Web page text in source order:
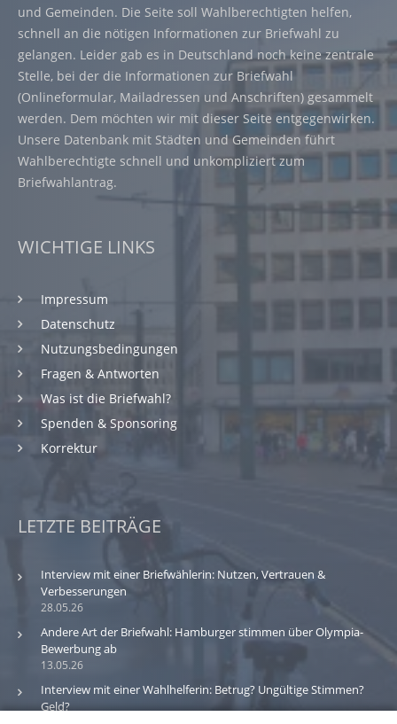
und Gemeinden. Die Seite soll Wahlberechtigten helfen,
schnell an die nötigen Informationen zur Briefwahl zu
gelangen. Leider gab es in Deutschland noch keine zentrale
Stelle, bei der die Informationen zur Briefwahl
(Onlineformular, Mailadressen und Anschriften) gesammelt
werden. Dem möchten wir mit dieser Seite entgegenwirken.
Unsere Datenbank mit Städten und Gemeinden führt
Wahlberechtigte schnell und unkompliziert zum
Briefwahlantrag.
WICHTIGE LINKS
Impressum
Datenschutz
Nutzungsbedingungen
Fragen & Antworten
Was ist die Briefwahl?
Spenden & Sponsoring
Korrektur
LETZTE BEITRÄGE
28.05.26
Interview mit einer Briefwählerin: Nutzen, Vertrauen &
Verbesserungen
13.05.26
Andere Art der Briefwahl: Hamburger stimmen über Olympia-
Bewerbung ab
Interview mit einer Wahlhelferin: Betrug? Ungültige Stimmen?
Geld?